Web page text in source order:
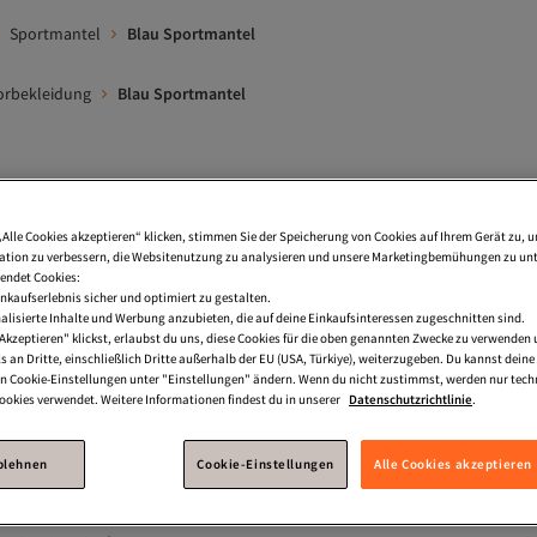
Sportmantel Blau Sportmantel
Blau Sportmantel
Herren Sportmantel Dunkelblau Damen Sportmantel
Dunkelblau Sportmantel
Sportmantel Grün Sportmantel Dunkelblau Herren
Cookies akzeptieren“ klicken, stimmen Sie der Speicherung von Cookies auf Ihrem Gerät zu,
zu verbessern, die Websitenutzung zu analysieren und unsere Marketingbemühungen zu
Cookies:
sicher und optimiert zu gestalten.
Inhalte und Werbung anzubieten, die auf deine Einkaufsinteressen zugeschnitten sind.
klickst, erlaubst du uns, diese Cookies für die oben genannten Zwecke zu verwenden
an Dritte, einschließlich Dritte außerhalb der EU (USA, Türkiye), weiterzugeben. Du kannst
Cookie-Einstellungen unter "Einstellungen" ändern. Wenn du nicht zustimmst, werden nur
verwendet. Weitere Informationen findest du in unserer Datenschutzrichtlinie.
Cookie-Einstellungen Alle Cookies akzeptieren